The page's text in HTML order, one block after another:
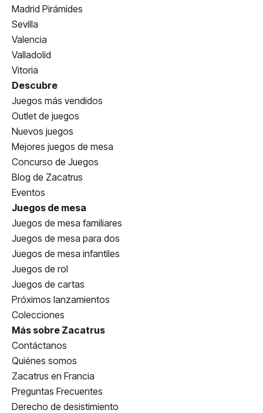
Madrid Pirámides
Sevilla
Valencia
Valladolid
Vitoria
Descubre
Juegos más vendidos
Outlet de juegos
Nuevos juegos
Mejores juegos de mesa
Concurso de Juegos
Blog de Zacatrus
Eventos
Juegos de mesa
Juegos de mesa familiares
Juegos de mesa para dos
Juegos de mesa infantiles
Juegos de rol
Juegos de cartas
Próximos lanzamientos
Colecciones
Más sobre Zacatrus
Contáctanos
Quiénes somos
Zacatrus en Francia
Preguntas Frecuentes
Derecho de desistimiento